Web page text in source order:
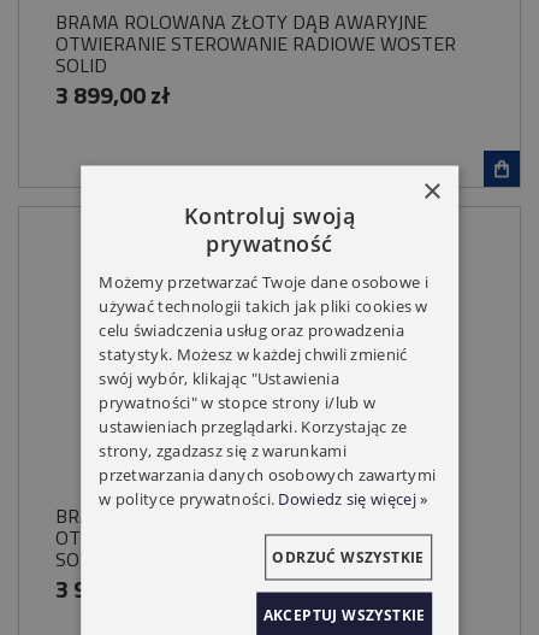
BRAMA ROLOWANA ZŁOTY DĄB AWARYJNE
OTWIERANIE STEROWANIE RADIOWE WOSTER
SOLID
3 899,00 zł
BRAMA ROLOWANA BIAŁA AWARYJNE
OTWIERANIE STEROWANIE RADIOWE WOSTER
SOLID
3 949,00 zł
×
Kontroluj swoją
prywatność
Możemy przetwarzać Twoje dane osobowe i
używać technologii takich jak pliki cookies w
celu świadczenia usług oraz prowadzenia
statystyk. Możesz w każdej chwili zmienić
swój wybór, klikając "Ustawienia
prywatności" w stopce strony i/lub w
ustawieniach przeglądarki. Korzystając ze
strony, zgadzasz się z warunkami
przetwarzania danych osobowych zawartymi
w polityce prywatności. Dowiedz się więcej »
AKCEPTUJ WSZYSTKIE
ODRZUĆ WSZYSTKIE